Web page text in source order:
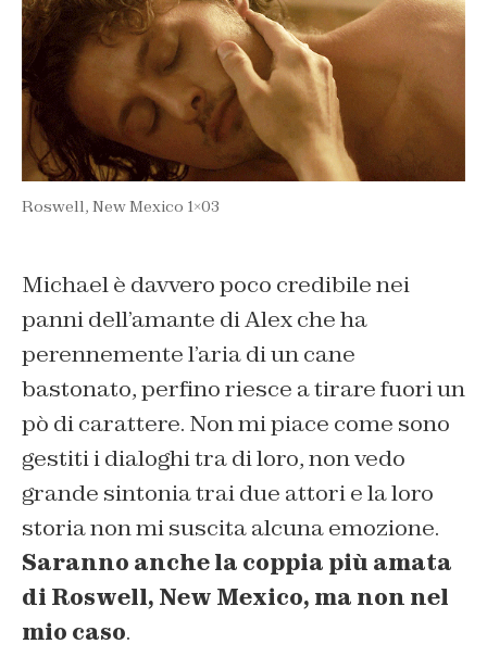
Roswell, New Mexico 1×03
Michael è davvero poco credibile nei
panni dell’amante di Alex che ha
perennemente l’aria di un cane
bastonato, perfino riesce a tirare fuori un
pò di carattere. Non mi piace come sono
gestiti i dialoghi tra di loro, non vedo
grande sintonia trai due attori e la loro
storia non mi suscita alcuna emozione.
Saranno anche la coppia più amata
di Roswell, New Mexico, ma non nel
mio caso.